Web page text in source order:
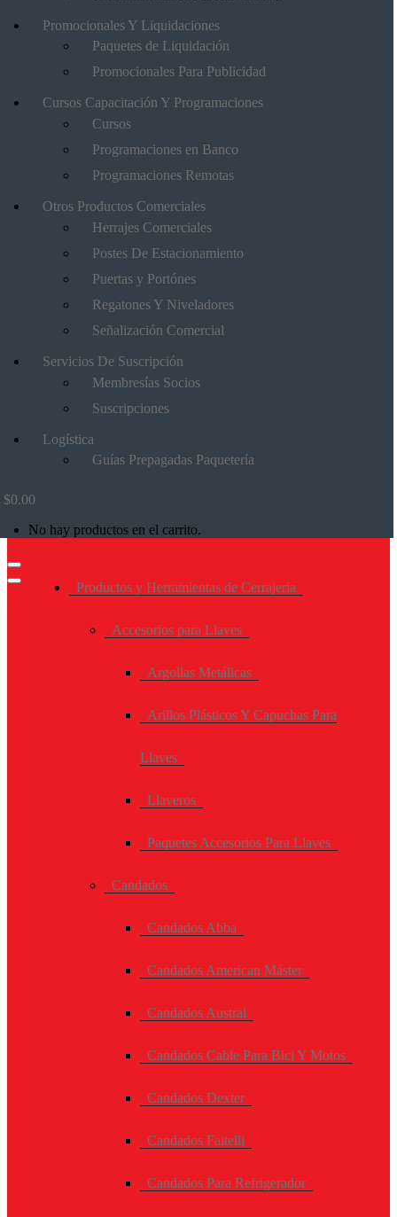
Promocionales Y Liquidaciones
Paquetes de Liquidación
Promocionales Para Publicidad
Cursos Capacitación Y Programaciones
Cursos
Programaciones en Banco
Programaciones Remotas
Otros Productos Comerciales
Herrajes Comerciales
Postes De Estacionamiento
Puertas y Portónes
Regatones Y Niveladores
Señalización Comercial
Servicios De Suscripción
Membresías Socios
Suscripciones
Logística
Guías Prepagadas Paquetería
$0.00
No hay productos en el carrito.
Productos y Herramientas de Cerrajeria
Accesorios para Llaves
Argollas Metálicas
Arillos Plásticos Y Capuchas Para
Llaves
Llaveros
Paquetes Accesorios Para Llaves
Candados
Candados Abba
Candados American Máster
Candados Austral
Candados Cable Para Bici Y Motos
Candados Dexter
Candados Faitelli
Candados Para Refrigerador